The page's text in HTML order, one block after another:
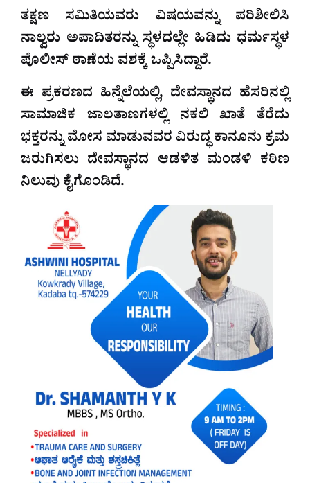
ತಕ್ಷಣ ಸಮಿತಿಯವರು ವಿಷಯವನ್ನು ಪರಿಶೀಲಿಸಿ
ನಾಲ್ವರು ಅಪಾದಿತರನ್ನು ಸ್ಥಳದಲ್ಲೇ ಹಿಡಿದು ಧರ್ಮಸ್ಥಳ
ಪೊಲೀಸ್ ಠಾಣೆಯ ವಶಕ್ಕೆ ಒಪ್ಪಿಸಿದ್ದಾರೆ.
ಈ ಪ್ರಕರಣದ ಹಿನ್ನೆಲೆಯಲ್ಲಿ, ದೇವಸ್ಥಾನದ ಹೆಸರಿನಲ್ಲಿ
ಸಾಮಾಜಿಕ ಜಾಲತಾಣಗಳಲ್ಲಿ ನಕಲಿ ಖಾತೆ ತೆರೆದು
ಭಕ್ತರನ್ನು ಮೋಸ ಮಾಡುವವರ ವಿರುದ್ಧ ಕಾನೂನು ಕ್ರಮ
ಜರುಗಿಸಲು ದೇವಸ್ಥಾನದ ಆಡಳಿತ ಮಂಡಳಿ ಕಠಿಣ
ನಿಲುವು ಕೈಗೊಂಡಿದೆ.